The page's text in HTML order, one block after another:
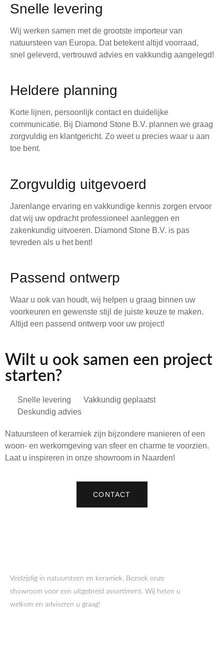
Snelle levering
Wij werken samen met de grootste importeur van
natuursteen van Europa. Dat betekent altijd voorraad,
snel geleverd, vertrouwd advies en vakkundig aangelegd!
Heldere planning
Korte lijnen, persoonlijk contact en duidelijke
communicatie. Bij Diamond Stone B.V. plannen we graag
zorgvuldig en klantgericht. Zo weet u precies waar u aan
toe bent.
Zorgvuldig uitgevoerd
Jarenlange ervaring en vakkundige kennis zorgen ervoor
dat wij uw opdracht professioneel aanleggen en
zakenkundig uitvoeren. Diamond Stone B.V. is pas
tevreden als u het bent!
Passend ontwerp
Waar u ook van houdt, wij helpen u graag binnen uw
voorkeuren en gewenste stijl de juiste keuze te maken.
Altijd een passend ontwerp voor uw project!
Wilt u ook samen een project
starten?
Snelle levering
Vakkundig geplaatst
Deskundig advies
Natuursteen of keramiek zijn bijzondere manieren of een
woon- en werkomgeving van sfeer en charme te voorzien.
Laat u inspireren in onze showroom in Naarden!
CONTACT
Veelzijdig in natuursteen en keramiek. Bezoek onze
showroom voor een uitgebreid assortiment. Wij heten u
welkom en adviseren u graag!